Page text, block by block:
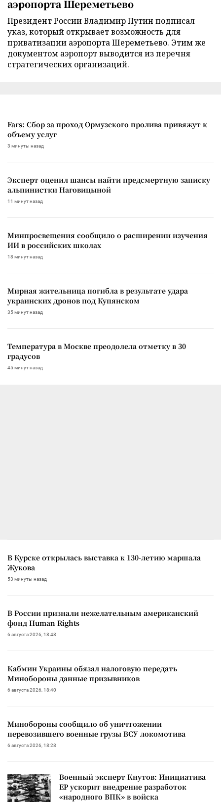
аэропорта Шереметьево
Президент России Владимир Путин подписал
указ, который открывает возможность для
приватизации аэропорта Шереметьево. Этим же
документом аэропорт выводится из перечня
стратегических организаций.
Fars: Сбор за проход Ормузского пролива привяжут к
объему услуг
3 минуты назад
Эксперт оценил шансы найти предсмертную записку
альпинистки Наговицыной
11 минут назад
Минпросвещения сообщило о расширении изучения
ИИ в российских школах
18 минут назад
Мирная жительница погибла в результате удара
украинских дронов под Купянском
35 минут назад
Температура в Москве преодолела отметку в 30
градусов
45 минут назад
В Курске открылась выставка к 130-летию маршала
Жукова
53 минуты назад
В России признали нежелательным американский
фонд Human Rights
6 августа 2026, 18:48
Кабмин Украины обязал налоговую передать
Минобороны данные призывников
6 августа 2026, 18:40
Минобороны сообщило об уничтожении
перевозившего военные грузы ВСУ локомотива
6 августа 2026, 18:28
Военный эксперт Кнутов: Инициатива
ЕР ускорит внедрение разработок
«народного ВПК» в войска